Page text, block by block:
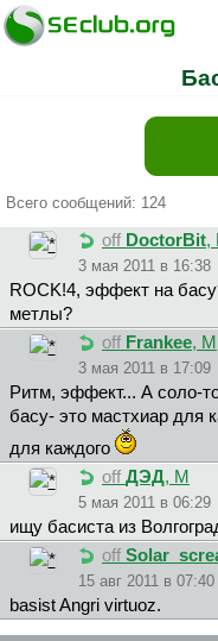
Всего сообщений: 124
off DoctorBit,
3 мая 2011 в 16:38
ROCK!4, эффект на
метлы?
off Frankee, М
3 мая 2011 в 17:09
Ритм, эффект... А соло-
басу- это мастхиар для
для каждого
off ДЭД, М
5 мая 2011 в 06:29
ищу басиста из
off
15 авг 2011 в 07:40
basist Angri virtuoz.